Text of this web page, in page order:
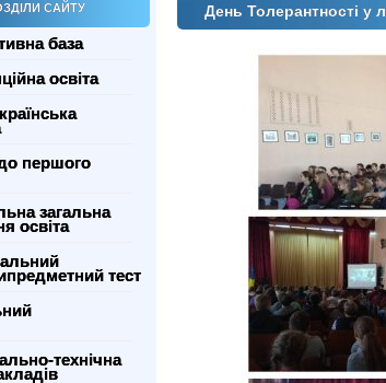
САЙТУ
база
освіта
першого
загальна
освіта
тест
технічна
День Толерантності у